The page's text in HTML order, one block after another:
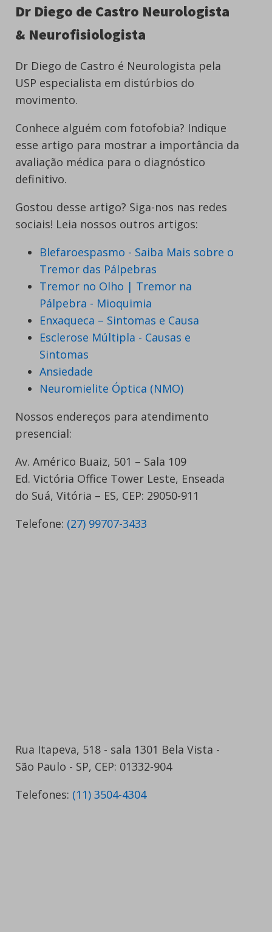
Dr Diego de Castro Neurologista
& Neurofisiologista
Dr Diego de Castro é Neurologista pela
USP especialista em distúrbios do
movimento.
Conhece alguém com fotofobia? Indique
esse artigo para mostrar a importância da
avaliação médica para o diagnóstico
definitivo.
Gostou desse artigo? Siga-nos nas redes
sociais! Leia nossos outros artigos:
Blefaroespasmo - Saiba Mais sobre o
Tremor das Pálpebras
Tremor no Olho | Tremor na
Pálpebra - Mioquimia
Enxaqueca – Sintomas e Causa
Esclerose Múltipla - Causas e
Sintomas
Ansiedade
Neuromielite Óptica (NMO)
Nossos endereços para atendimento
presencial:
Av. Américo Buaiz, 501 – Sala 109
Ed. Victória Office Tower Leste, Enseada
do Suá, Vitória – ES, CEP: 29050-911
Telefone: (27) 99707-3433
Rua Itapeva, 518 - sala 1301 Bela Vista -
São Paulo - SP, CEP: 01332-904
Telefones: (11) 3504-4304